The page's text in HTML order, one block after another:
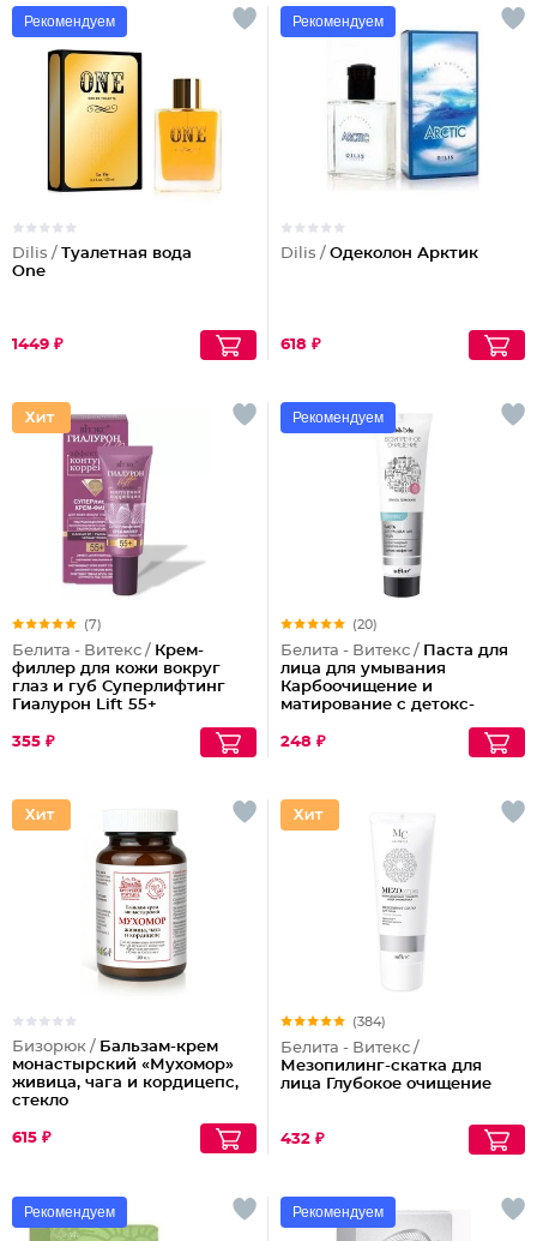
Рекомендуем
Dilis / Туалетная вода
One
1449 ₽
Рекомендуем
Dilis / Одеколон Арктик
618 ₽
(7)
Белита - Витекс / Крем-
филлер для кожи вокруг
глаз и губ Суперлифтинг
Гиалурон Lift 55+
355 ₽
Рекомендуем
(20)
Белита - Витекс / Паста для
лица для умывания
Карбоочищение и
матирование с детокс-
248 ₽
Бизорюк / Бальзам-крем
монастырский «Мухомор»
живица, чага и кордицепс,
стекло
615 ₽
(384)
Белита - Витекс /
Мезопилинг-скатка для
лица Глубокое очищение
432 ₽
Рекомендуем Рекомендуем